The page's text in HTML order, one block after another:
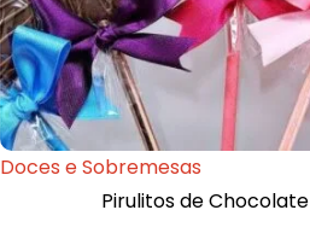
Doces e Sobremesas
Pirulitos de Chocolate